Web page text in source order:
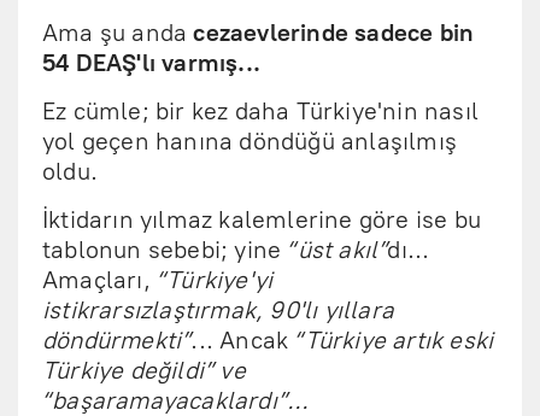
Ama şu anda cezaevlerinde sadece bin
54 DEAŞ'lı varmış...
Ez cümle; bir kez daha Türkiye'nin nasıl
yol geçen hanına döndüğü anlaşılmış
oldu.
İktidarın yılmaz kalemlerine göre ise bu
tablonun sebebi; yine “üst akıl”dı...
Amaçları, “Türkiye'yi
istikrarsızlaştırmak, 90'lı yıllara
döndürmekti”... Ancak “Türkiye artık eski
Türkiye değildi” ve
“başaramayacaklardı”...